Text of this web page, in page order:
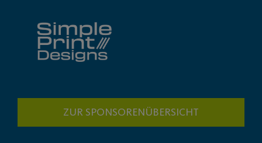
ZUR SPONSORENÜBERSICHT